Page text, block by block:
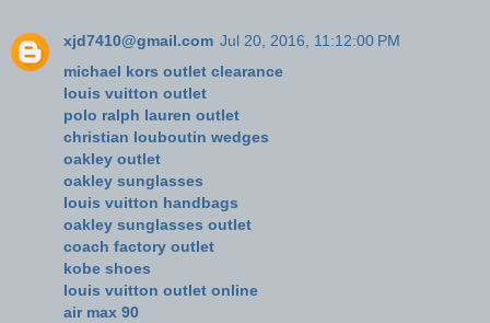
xjd7410@gmail.com Jul 20, 2016, 11:12:00 PM
michael kors outlet clearance
louis vuitton outlet
polo ralph lauren outlet
christian louboutin wedges
oakley outlet
oakley sunglasses
louis vuitton handbags
oakley sunglasses outlet
coach factory outlet
kobe shoes
louis vuitton outlet online
air max 90